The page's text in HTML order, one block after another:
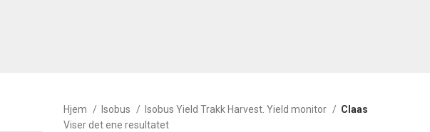
Hjem Isobus Isobus Yield Trakk Harvest. Yield monitor
Claas
Viser det ene resultatet